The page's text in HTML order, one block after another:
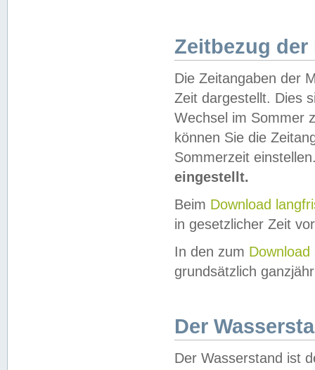
Zeitbezug der
Die Zeitangaben der
Zeit dargestellt. Dies
Wechsel im Sommer
können Sie die
Sommerzeit
eingestellt.
Beim Download
in gesetzlicher Zeit
In den zum Download
grundsätzlich
Der
Der Wasserstand ist